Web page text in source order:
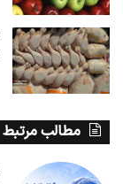
مطالب مرتبط